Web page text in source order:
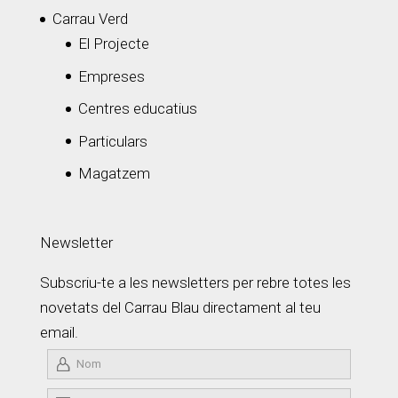
Carrau Verd
El Projecte
Empreses
Centres educatius
Particulars
Magatzem
Newsletter
Subscriu-te a les newsletters per rebre totes les
novetats del Carrau Blau directament al teu
email.